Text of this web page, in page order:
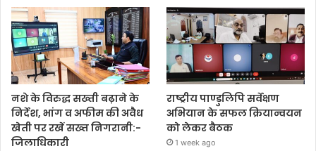
नशे के विरुद्ध सख्ती बढ़ाने के
निर्देश, भांग व अफीम की अवैध
खेती पर रखें सख्त निगरानी:-
जिलाधिकारी
राष्ट्रीय पाण्डुलिपि सर्वेक्षण
अभियान के सफल क्रियान्वयन
को लेकर बैठक
1 week ago